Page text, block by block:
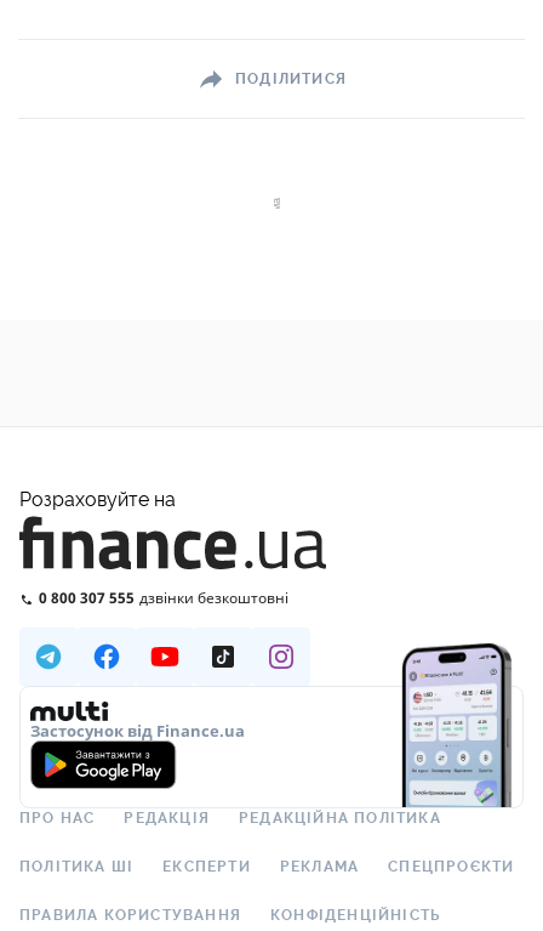
ПОДІЛИТИСЯ
Розраховуйте на
0 800 307 555 дзвінки безкоштовні
Застосунок від Finance.ua
ПРО НАС РЕДАКЦІЯ РЕДАКЦІЙНА ПОЛІТИКА
ПОЛІТИКА ШІ ЕКСПЕРТИ РЕКЛАМА СПЕЦПРОЄКТИ
ПРАВИЛА КОРИСТУВАННЯ КОНФІДЕНЦІЙНІСТЬ